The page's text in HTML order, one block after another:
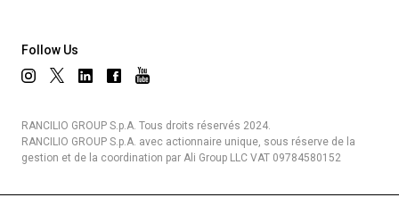
Follow Us
RANCILIO GROUP S.p.A. Tous droits réservés 2024.
RANCILIO GROUP S.p.A. avec actionnaire unique, sous réserve de la
gestion et de la coordination par Ali Group LLC VAT 09784580152